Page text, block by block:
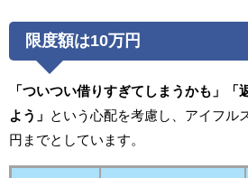
限度額は10万円
「ついつい借りすぎてしまうかも」「
よう」
という心配を考慮し、アイフル
円までとしています。